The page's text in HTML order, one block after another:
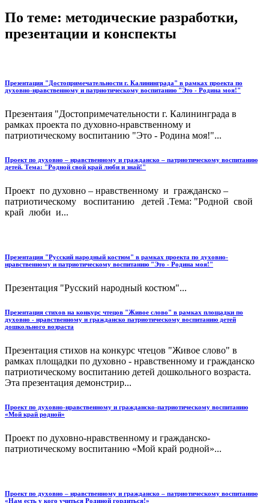
По теме: методические разработки,
презентации и конспекты
Презентация "Достопримечательности г. Калининграда" в рамках проекта по
духовно-нравственному и патриотическому воспитанию "Это - Родина моя!"
Презентаия "Достопримечательности г. Калининграда в
рамках проекта по духовно-нравственному и
патриотическому воспитанию "Это - Родина моя!"...
Проект по духовно – нравственному и гражданско – патриотическому воспитанию
детей. Тема: "Родной свой край люби и знай!"
Проект по духовно – нравственному и гражданско –
патриотическому воспитанию детей .Тема: "Родной свой
край люби и...
Презентация "Русский народный костюм" в рамках проекта по духовно-
нравственному и патриотическому воспитанию "Это - Родина моя!"
Презентация "Русский народный костюм"...
Презентация стихов на конкурс чтецов "Живое слово" в рамках площадки по
духовно - нравственному и гражданско патриотическому воспитанию детей
дошкольного возраста
Презентация стихов на конкурс чтецов "Живое слово" в
рамках площадки по духовно - нравственному и гражданско
патриотическому воспитанию детей дошкольного возраста.
Эта презентация демонстрир...
Проект по духовно-нравственному и гражданско-патриотическому воспитанию
«Мой край родной»
Проект по духовно-нравственному и гражданско-
патриотическому воспитанию «Мой край родной»...
Проект по духовно – нравственному и гражданско – патриотическому воспитанию
«Нам есть у кого учиться Родиной гордиться!»